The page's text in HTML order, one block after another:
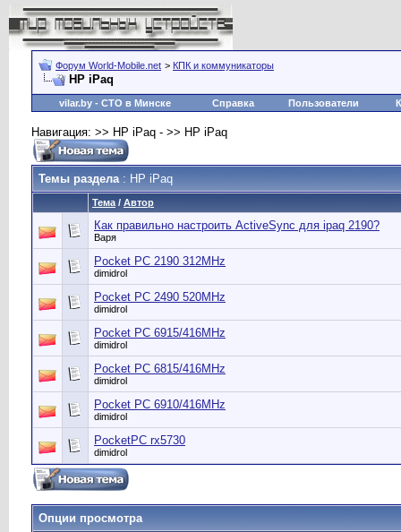
Форум World-Mobile.net > КПК и коммуникаторы
HP iPaq
vilar.by - СТО в Минске Справка Пользователи
Навигация: >> HP iPaq - >> HP iPaq
Темы раздела: HP iPaq
Тема / Автор
Как правильно настроить ActiveSync для ipaq 2190?
Варя
Pocket PC 2190 312MHz
dimidrol
Pocket PC 2490 520MHz
dimidrol
Pocket PC 6915/416MHz
dimidrol
Pocket PC 6815/416MHz
dimidrol
Pocket PC 6910/416MHz
dimidrol
PocketPC rx5730
dimidrol
Опции просмотра